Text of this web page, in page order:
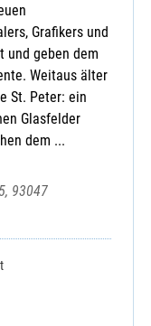
Grafikers und
und geben dem
Weitaus älter
St. Peter: ein
Glasfelder
dem ...
93047